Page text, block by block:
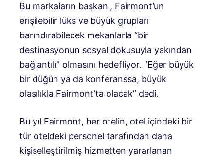
Bu markaların başkanı, Fairmont’un
erişilebilir lüks ve büyük grupları
barındırabilecek mekanlarla “bir
destinasyonun sosyal dokusuyla yakından
bağlantılı” olmasını hedefliyor. “Eğer büyük
bir düğün ya da konferanssa, büyük
olasılıkla Fairmont’ta olacak” dedi.
Bu yıl Fairmont, her otelin, otel içindeki bir
tür oteldeki personel tarafından daha
kişiselleştirilmiş hizmetten yararlanan